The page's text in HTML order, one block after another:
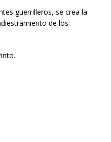
guerrilleros, se crea la
de los